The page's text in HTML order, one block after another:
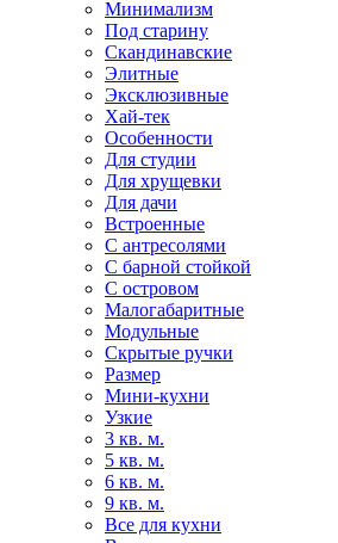
Минимализм
Под старину
Скандинавские
Элитные
Эксклюзивные
Хай-тек
Особенности
Для студии
Для хрущевки
Для дачи
Встроенные
С антресолями
С барной стойкой
С островом
Малогабаритные
Модульные
Скрытые ручки
Размер
Мини-кухни
Узкие
3 кв. м.
5 кв. м.
6 кв. м.
9 кв. м.
Все для кухни